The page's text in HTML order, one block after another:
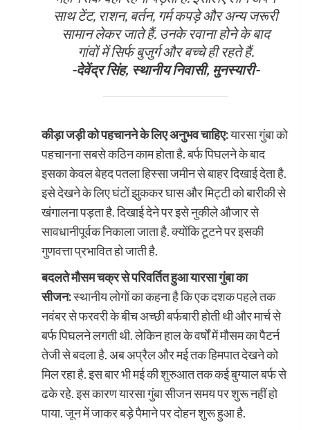
साथ टेंट, राशन, बर्तन, गर्म कपड़े और अन्य जरूरी
सामान लेकर जाते हैं. उनके रवाना होने के बाद
गांवों में सिर्फ बुजुर्ग और बच्चे ही रहते हैं.
-देवेंद्र सिंह, स्थानीय निवासी, मुनस्यारी-
कीड़ा जड़ी को पहचानने के लिए अनुभव चाहिए:यारसा गुंबा को
पहचानना सबसे कठिन काम होता है. बर्फ पिघलने के बाद
इसका केवल बेहद पतला हिस्सा जमीन से बाहर दिखाई देता है.
इसे देखने के लिए घंटों झुककर घास और मिट्टी को बारीकी से
खंगालना पड़ता है. दिखाई देने पर इसे नुकीले औजार से
सावधानीपूर्वक निकाला जाता है. क्योंकि टूटने पर इसकी
गुणवत्ता प्रभावित हो जाती है.
बदलते मौसम चक्र से परिवर्तित हुआ यारसा गुंबा का
सीजन:स्थानीय लोगों का कहना है कि एक दशक पहले तक
नवंबर से फरवरी के बीच अच्छी बर्फबारी होती थी और मार्च से
बर्फ पिघलने लगती थी. लेकिन हाल के वर्षों में मौसम का पैटर्न
तेजी से बदला है. अब अप्रैल और मई तक हिमपात देखने को
मिल रहा है. इस बार भी मई की शुरुआत तक कई बुग्याल बर्फ से
ढके रहे. इस कारण यारसा गुंबा सीजन समय पर शुरू नहीं हो
पाया. जून में जाकर बड़े पैमाने पर दोहन शुरू हुआ है.